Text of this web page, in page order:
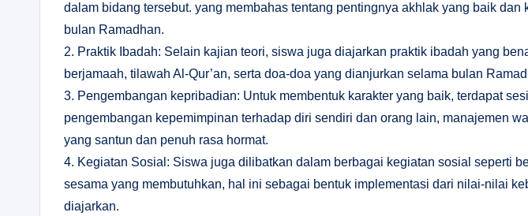
dalam bidang tersebut. yang membahas tentang pentingnya akhlak yang baik dan
bulan Ramadhan.
2. Praktik Ibadah: Selain kajian teori, siswa juga diajarkan praktik ibadah yang
berjamaah, tilawah Al-Qur’an, serta doa-doa yang dianjurkan selama bulan
3. Pengembangan kepribadian: Untuk membentuk karakter yang baik, terdapat
pengembangan kepemimpinan terhadap diri sendiri dan orang lain, manajemen
yang santun dan penuh rasa hormat.
4. Kegiatan Sosial: Siswa juga dilibatkan dalam berbagai kegiatan sosial seperti
sesama yang membutuhkan, hal ini sebagai bentuk implementasi dari nilai-nilai
diajarkan.